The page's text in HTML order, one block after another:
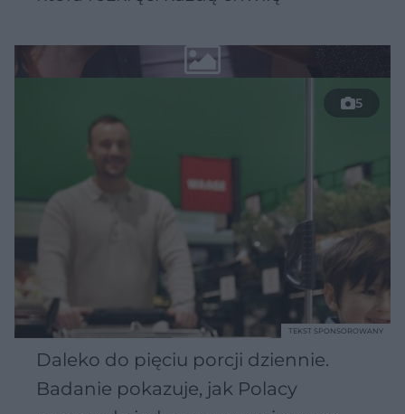
5
Daleko do pięciu porcji dziennie.
Badanie pokazuje, jak Polacy
TEKST SPONSOROWANY